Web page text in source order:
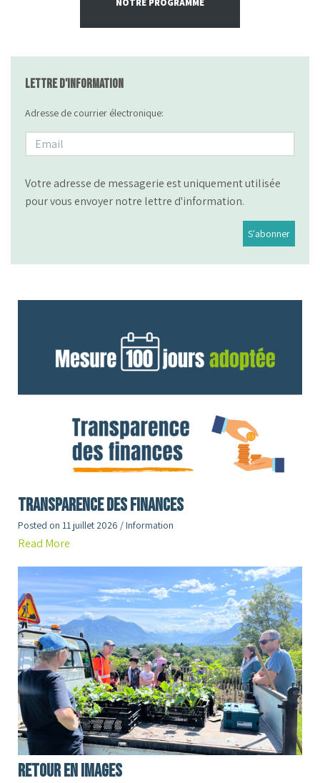
NOTRE PROGRAMME
Lettre d'information
Adresse de courrier électronique:
Votre adresse de messagerie est uniquement utilisée
pour vous envoyer notre lettre d'information.
Transparence des finances
Posted on 11 juillet 2026 /Information
Read More
RETOUR en images